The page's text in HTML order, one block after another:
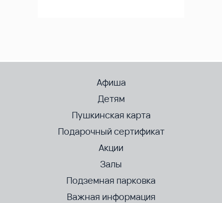
Афиша
Детям
Пушкинская карта
Подарочный сертификат
Акции
Залы
Подземная парковка
Важная информация